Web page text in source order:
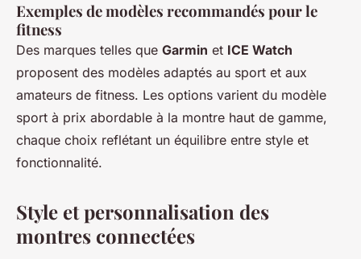
Exemples de modèles recommandés pour le
fitness
Des marques telles que Garmin et ICE Watch
proposent des modèles adaptés au sport et aux
amateurs de fitness. Les options varient du modèle
sport à prix abordable à la montre haut de gamme,
chaque choix reflétant un équilibre entre style et
fonctionnalité.
Style et personnalisation des
montres connectées